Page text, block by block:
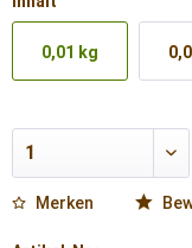
0,01 kg
Merken